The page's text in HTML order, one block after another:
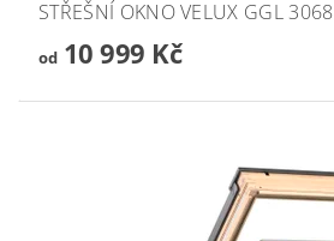
STŘEŠNÍ OKNO VELUX GGL 3068
od10 999 Kč